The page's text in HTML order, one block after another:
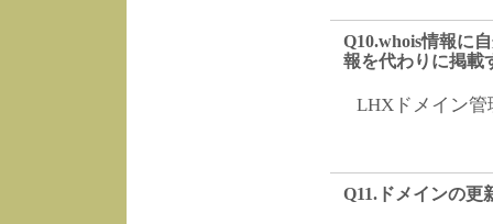
Q10.whois情報に
報を代わりに掲載
LHXドメイン
Q11.ドメインの更